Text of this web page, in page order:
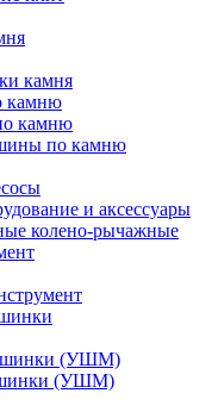
камня
камню
камню
по камню
и аксессуары
колено-рычажные
(УШМ)
(УШМ)